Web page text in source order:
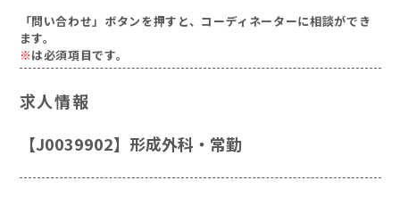
「問い合わせ」ボタンを押すと、コーディネーターに相談ができ
ます。
※は必須項目です。
求人情報
【J0039902】形成外科・常勤